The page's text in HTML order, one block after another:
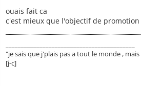
ouais fait ca
c'est mieux que l'objectif de
"je sais que j'plais pas a tout le monde ,
[j-c]